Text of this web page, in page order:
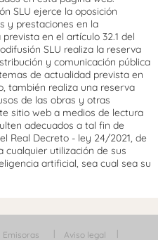
SLU ejerce la oposición
y prestaciones en la
en el artículo 32.1 del
SLU realiza la reserva
y comunicación pública
de actualidad prevista en
también realiza una reserva
de las obras y otras
sitio web a medios de lectura
adecuados a tal fin de
Real Decreto - ley 24/2021, de
cualquier utilización de sus
artificial, sea cual sea su
Emisoras Aviso legal